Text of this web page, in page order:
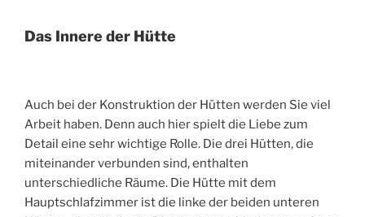
Das Innere der Hütte
Auch bei der Konstruktion der Hütten werden Sie viel
Arbeit haben. Denn auch hier spielt die Liebe zum
Detail eine sehr wichtige Rolle. Die drei Hütten, die
miteinander verbunden sind, enthalten
unterschiedliche Räume. Die Hütte mit dem
Hauptschlafzimmer ist die linke der beiden unteren